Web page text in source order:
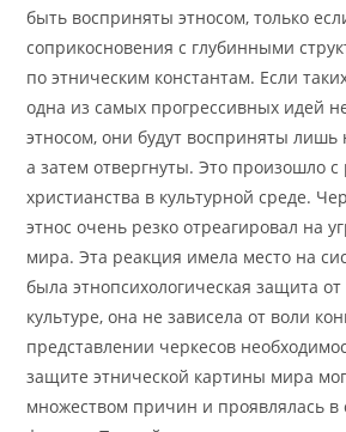
быть восприняты этносом, только
соприкосновения с глубинными
по этническим константам. Если
одна из самых прогрессивных идей
этносом, они будут восприняты лишь
а затем отвергнуты. Это произошло
христианства в культурной среде.
этнос очень резко отреагировал на
мира. Эта реакция имела место на
была этнопсихологическая защита
культуре, она не зависела от воли
представлении черкесов
защите этнической картины мира
множеством причин и проявлялась